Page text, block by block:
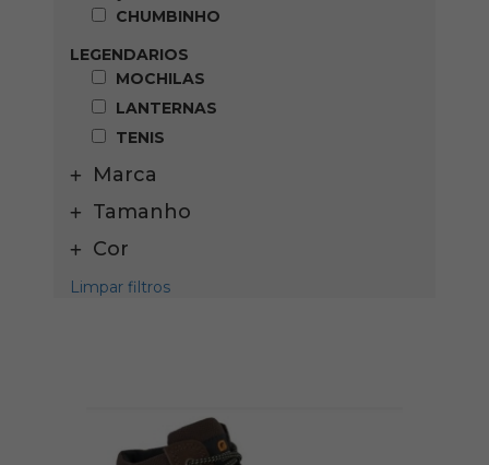
CHUMBINHO
LEGENDARIOS
MOCHILAS
LANTERNAS
TENIS
Marca
Tamanho
Cor
Limpar filtros